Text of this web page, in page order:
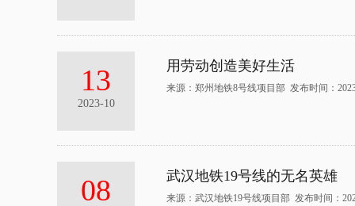
13
2023-10
用劳动创造美好生活
来源：郑州地铁8号线项目部 发布时间：
08 武汉地铁19号线的无名英雄
来源：武汉地铁19号线项目部 发布时间：